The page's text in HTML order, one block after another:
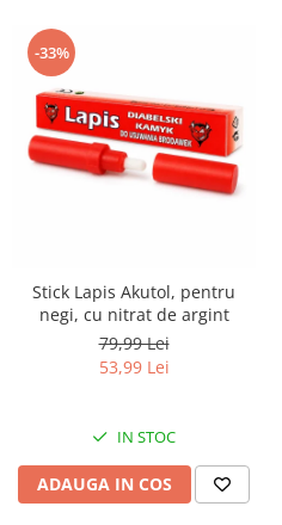
-33%
Stick Lapis Akutol, pentru
negi, cu nitrat de argint
79,99 Lei
53,99 Lei
IN STOC
ADAUGA IN COS